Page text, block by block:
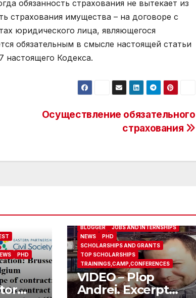
обязанность страхования не вытекает из
страхования имущества – на договоре с
юридического лица, являющегося
обязательным в смысле настоящей статьи
настоящего Кодекса.
Осуществление обязательного
страхования
PHD
BLOGGER
JOBS AND INTERNSHIPS
NEWS
PHD
SCHOLARSHIPS AND GRANTS
TOP SCHOLARSHIPS
TRAININGS,CAMP,CONFERENCES
VIDEO – Plop
Andrei. Excerpt